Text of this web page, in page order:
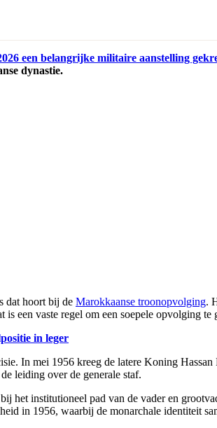
een belangrijke militaire aanstelling
dynastie.
dat hoort bij de Marokkaanse troonopvolging.
een vaste regel om een soepele opvolging te
in leger
In mei 1956 kreeg de latere Koning
leiding over de generale staf.
het institutioneel pad van de vader en
in 1956, waarbij de monarchale identiteit